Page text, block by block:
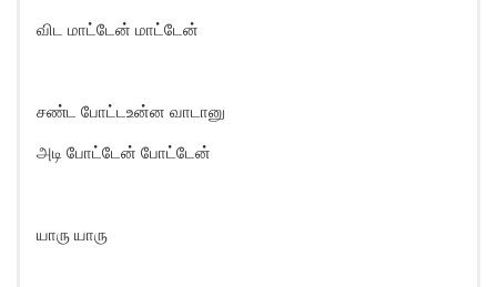
விட மாட்டேன் மாட்டேன்
சண்ட போட்டஉன்ன வாடானு
அடி போட்டேன் போட்டேன்
யாரு யாரு